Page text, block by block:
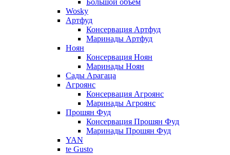
Большой объем
Wosky
Артфуд
Консервация Артфуд
Маринады Артфуд
Ноян
Консервация Ноян
Маринады Ноян
Сады Арагаца
Агроянс
Консервация Агроянс
Маринады Агроянс
Прошян Фуд
Консервация Прошян Фуд
Маринады Прошян Фуд
YAN
te Gusto